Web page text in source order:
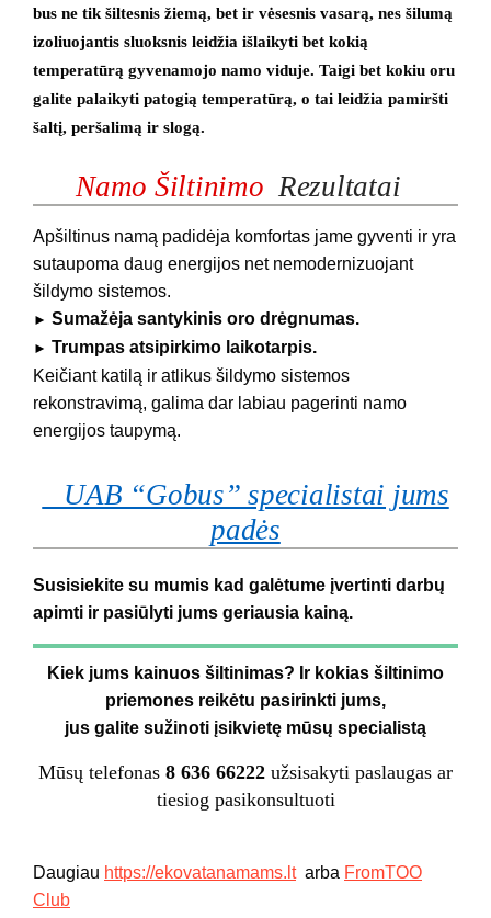
bus ne tik šiltesnis žiemą, bet ir vėsesnis vasarą, nes šilumą
izoliuojantis sluoksnis leidžia išlaikyti bet kokią
temperatūrą gyvenamojo namo viduje. Taigi bet kokiu oru
galite palaikyti patogią temperatūrą, o tai leidžia pamiršti
šaltį, peršalimą ir slogą.
Namo Šiltinimo Rezultatai
Apšiltinus namą padidėja komfortas jame gyventi ir yra
sutaupoma daug energijos net nemodernizuojant
šildymo sistemos.
► Sumažėja santykinis oro drėgnumas.
► Trumpas atsipirkimo laikotarpis.
Keičiant katilą ir atlikus šildymo sistemos
rekonstravimą, galima dar labiau pagerinti namo
energijos taupymą.
UAB “Gobus” specialistai jums
padės
Susisiekite su mumis kad galėtume įvertinti darbų
apimti ir pasiūlyti jums geriausia kainą.
Kiek jums kainuos šiltinimas? Ir kokias šiltinimo
priemones reikėtu pasirinkti jums,
jus galite sužinoti įsikvietę mūsų specialistą
Mūsų telefonas 8 636 66222 užsisakyti paslaugas ar
tiesiog pasikonsultuoti
Daugiau https://ekovatanamams.ltarba FromTOO
Club